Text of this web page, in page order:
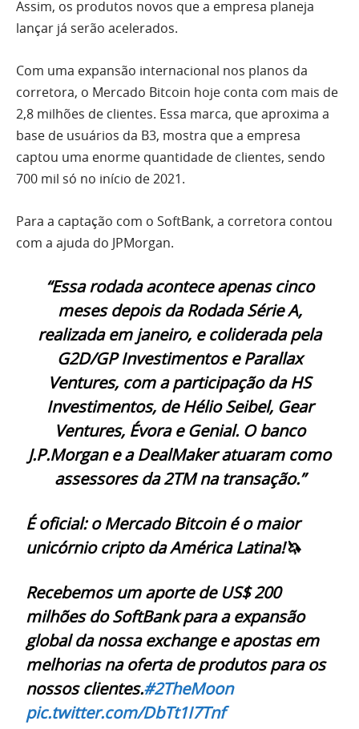
Assim, os produtos novos que a empresa planeja
lançar já serão acelerados.
Com uma expansão internacional nos planos da
corretora, o Mercado Bitcoin hoje conta com mais de
2,8 milhões de clientes. Essa marca, que aproxima a
base de usuários da B3, mostra que a empresa
captou uma enorme quantidade de clientes, sendo
700 mil só no início de 2021.
Para a captação com o SoftBank, a corretora contou
com a ajuda do JPMorgan.
“Essa rodada acontece apenas cinco
meses depois da Rodada Série A,
realizada em janeiro, e coliderada pela
G2D/GP Investimentos e Parallax
Ventures, com a participação da HS
Investimentos, de Hélio Seibel, Gear
Ventures, Évora e Genial. O banco
J.P.Morgan e a DealMaker atuaram como
assessores da 2TM na transação.”
É oficial: o Mercado Bitcoin é o maior
unicórnio cripto da América Latina!🦄
Recebemos um aporte de US$ 200
milhões do SoftBank para a expansão
global da nossa exchange e apostas em
melhorias na oferta de produtos para os
nossos clientes.#2TheMoon
pic.twitter.com/DbTt1I7Tnf